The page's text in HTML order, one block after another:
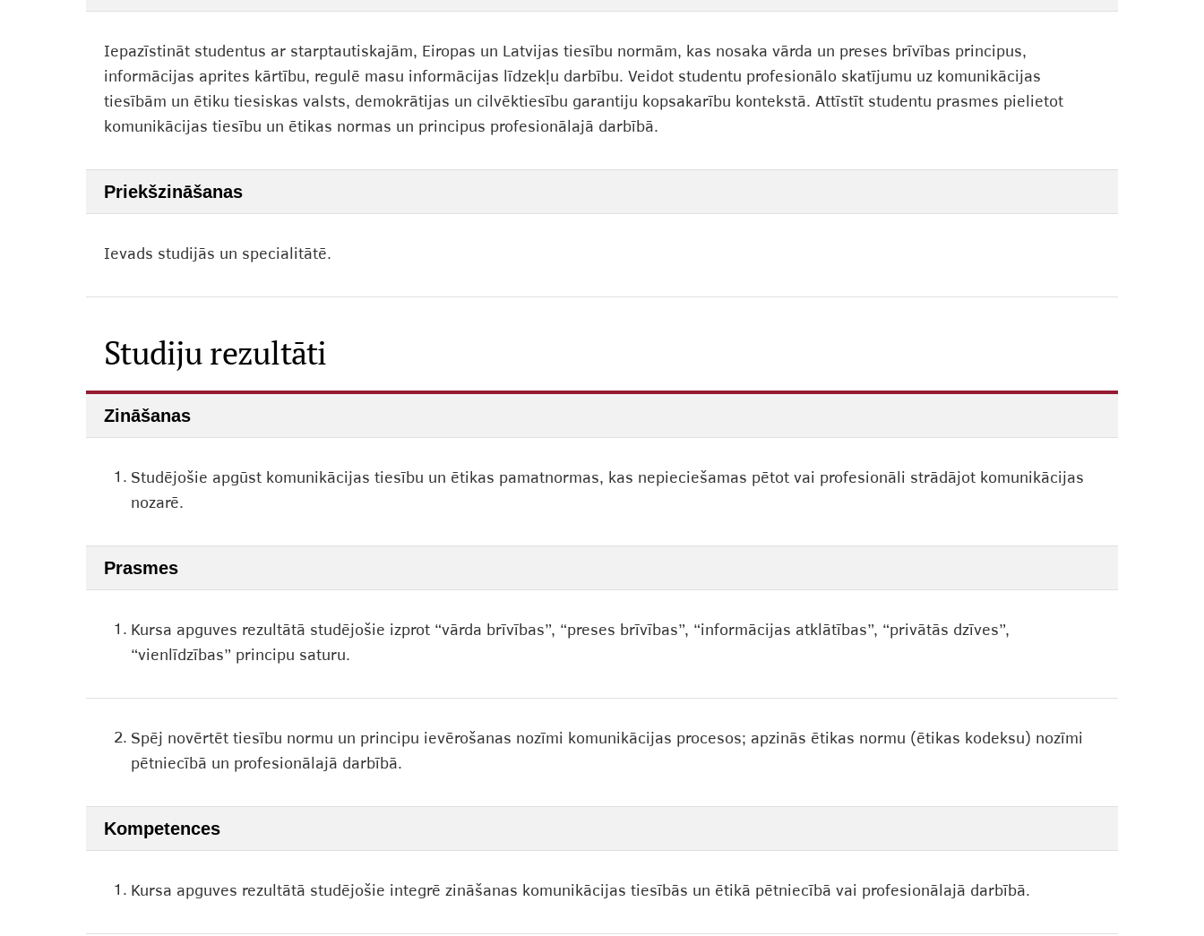
Iepazīstināt studentus ar starptautiskajām, Eiropas un Latvijas tiesību normām, kas nosaka vārda un preses brīvības principus,
informācijas aprites kārtību, regulē masu informācijas līdzekļu darbību. Veidot studentu profesionālo skatījumu uz komunikācijas
tiesībām un ētiku tiesiskas valsts, demokrātijas un cilvēktiesību garantiju kopsakarību kontekstā. Attīstīt studentu prasmes pielietot
komunikācijas tiesību un ētikas normas un principus profesionālajā darbībā.
Priekšzināšanas
Ievads studijās un specialitātē.
Studiju rezultāti
Zināšanas
1. Studējošie apgūst komunikācijas tiesību un ētikas pamatnormas, kas nepieciešamas pētot vai profesionāli strādājot komunikācijas
nozarē.
Prasmes
1. Kursa apguves rezultātā studējošie izprot “vārda brīvības”, “preses brīvības”, “informācijas atklātības”, “privātās dzīves”,
“vienlīdzības” principu saturu.
2. Spēj novērtēt tiesību normu un principu ievērošanas nozīmi komunikācijas procesos; apzinās ētikas normu (ētikas kodeksu) nozīmi
pētniecībā un profesionālajā darbībā.
Kompetences
1. Kursa apguves rezultātā studējošie integrē zināšanas komunikācijas tiesībās un ētikā pētniecībā vai profesionālajā darbībā.